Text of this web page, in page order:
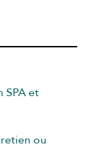
SPA et
ou